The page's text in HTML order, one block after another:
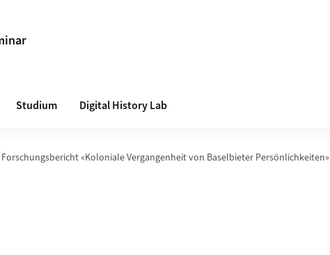
Studium Digital History Lab
«Koloniale Vergangenheit von Baselbieter Persönlichkeiten»